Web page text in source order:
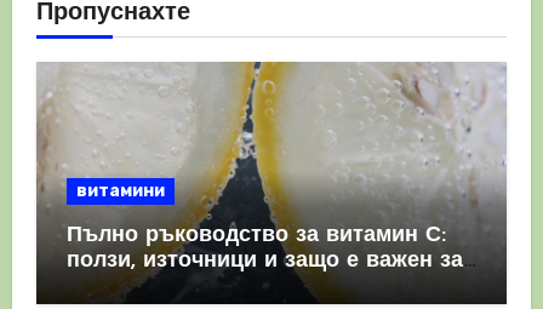
Пропуснахте
витамини
Пълно ръководство за витамин С:
ползи, източници и защо е важен за
имунната система